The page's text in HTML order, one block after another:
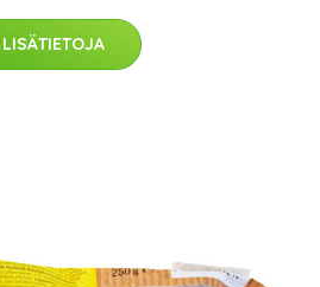
LISÄTIETOJA